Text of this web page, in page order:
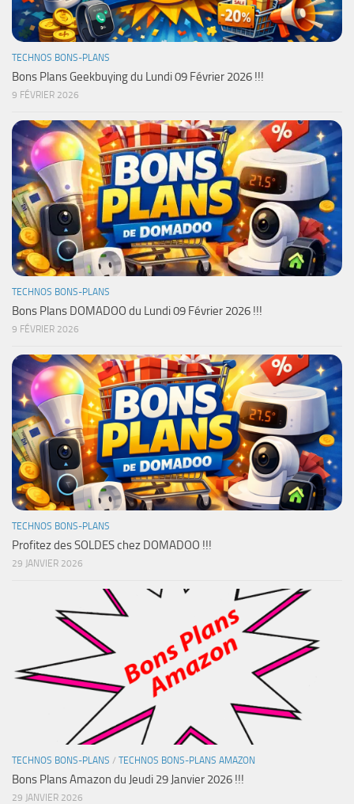
TECHNOS BONS-PLANS
Bons Plans Geekbuying du Lundi 09 Février 2026 !!!
9 FÉVRIER 2026
TECHNOS BONS-PLANS
Bons Plans DOMADOO du Lundi 09 Février 2026 !!!
9 FÉVRIER 2026
TECHNOS BONS-PLANS
Profitez des SOLDES chez DOMADOO !!!
29 JANVIER 2026
TECHNOS BONS-PLANS / TECHNOS BONS-PLANS AMAZON
Bons Plans Amazon du Jeudi 29 Janvier 2026 !!!
29 JANVIER 2026